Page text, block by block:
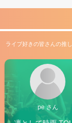
ライブ好きの皆さんの推
pe さん